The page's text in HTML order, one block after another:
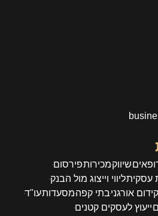
שיווקמכירותפירסום
עסקיתליווי וייצוג מול הבנק
קידום אורגניבתי קפהמסעדותעו"ד
ייעוץ לעסקים קטנים